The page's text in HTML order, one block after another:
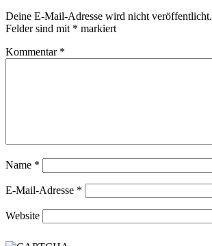
Deine E-Mail-Adresse wird nicht veröffentlicht.
Felder sind mit * markiert
Kommentar *
Name *
E-Mail-Adresse *
Website